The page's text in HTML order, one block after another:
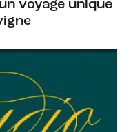
voyage unique